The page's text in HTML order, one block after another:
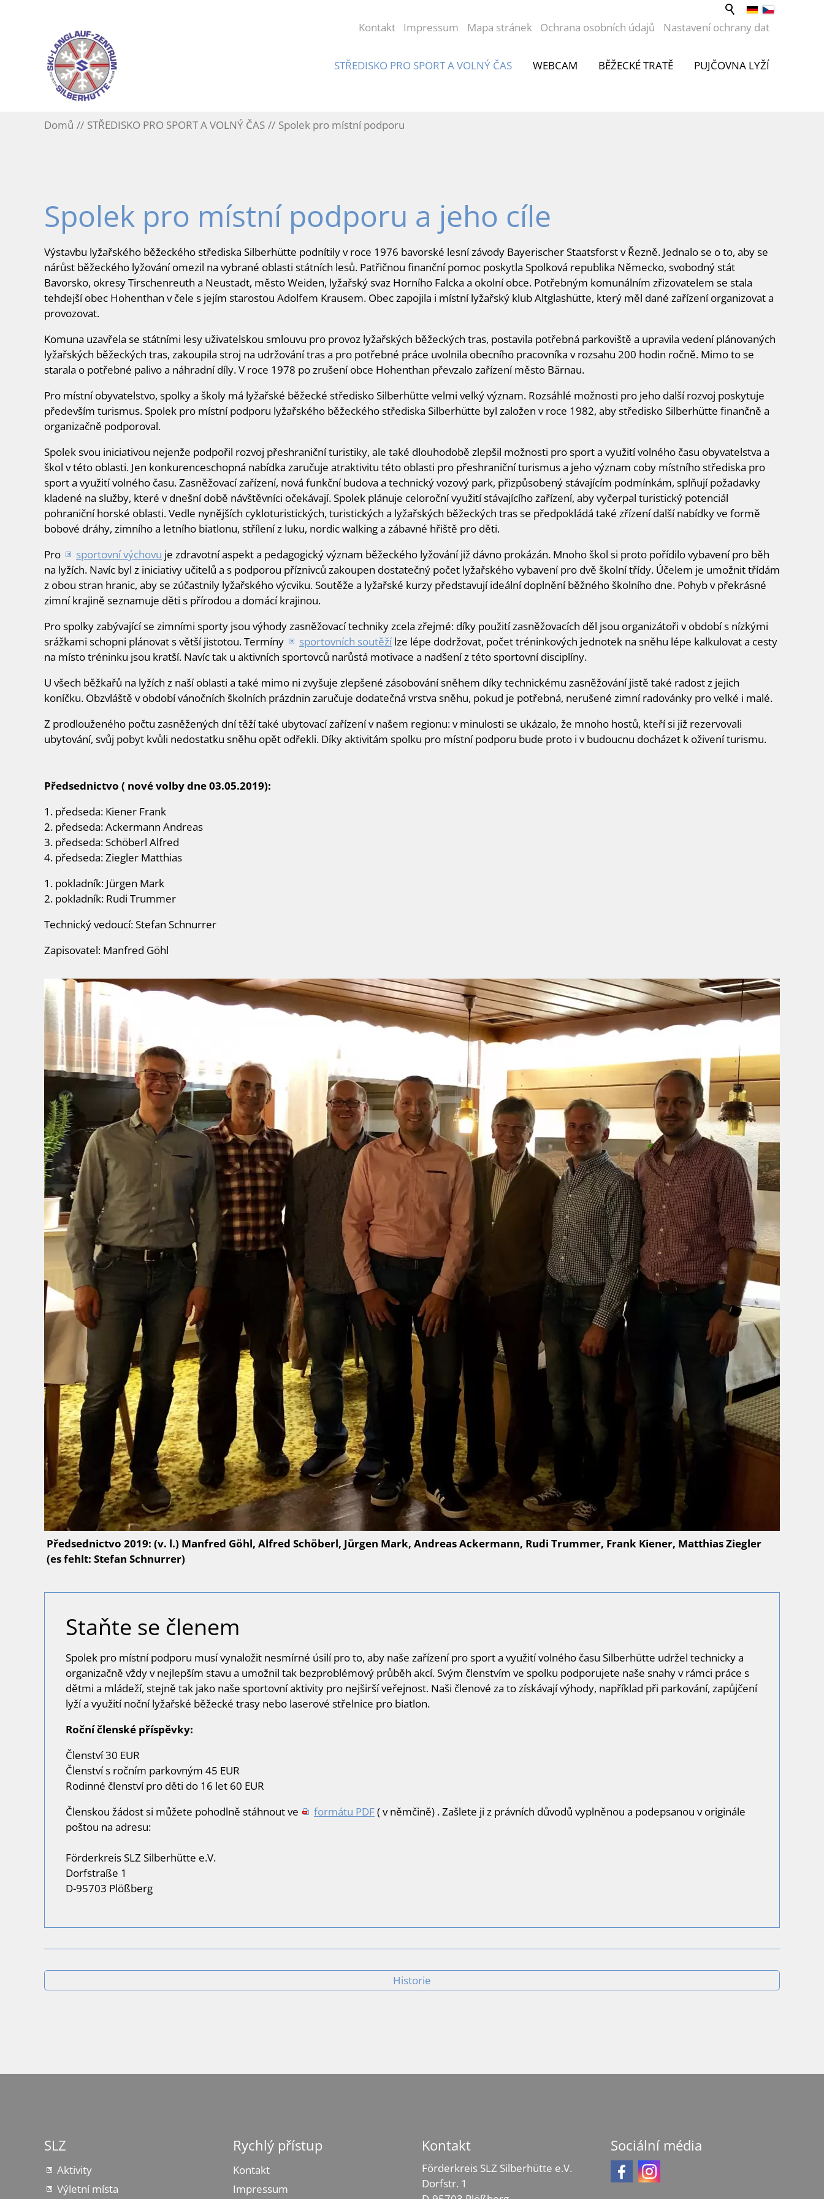
Kontakt Impressum Mapa stránek Ochrana osobních údajů Nastavení ochrany dat
STŘEDISKO PRO SPORT A VOLNÝ ČAS WEBCAM BĚŽECKÉ TRATĚ PUJČOVNA LYŽÍ
Domů STŘEDISKO PRO SPORT A VOLNÝ ČAS Spolek pro místní podporu
Spolek pro místní podporu a jeho cíle
Výstavbu lyžařského běžeckého střediska Silberhütte podnítily v roce 1976 bavorské lesní závody Bayerischer Staatsforst v Řezně. Jednalo se o to, aby se
nárůst běžeckého lyžování omezil na vybrané oblasti státních lesů. Patřičnou finanční pomoc poskytla Spolková republika Německo, svobodný stát
Bavorsko, okresy Tirschenreuth a Neustadt, město Weiden, lyžařský svaz Horního Falcka a okolní obce. Potřebným komunálním zřizovatelem se stala
tehdejší obec Hohenthan v čele s jejím starostou Adolfem Krausem. Obec zapojila i místní lyžařský klub Altglashütte, který měl dané zařízení organizovat a
provozovat.
Komuna uzavřela se státními lesy uživatelskou smlouvu pro provoz lyžařských běžeckých tras, postavila potřebná parkoviště a upravila vedení plánovaných
lyžařských běžeckých tras, zakoupila stroj na udržování tras a pro potřebné práce uvolnila obecního pracovníka v rozsahu 200 hodin ročně. Mimo to se
starala o potřebné palivo a náhradní díly. V roce 1978 po zrušení obce Hohenthan převzalo zařízení město Bärnau.
Pro místní obyvatelstvo, spolky a školy má lyžařské běžecké středisko Silberhütte velmi velký význam. Rozsáhlé možnosti pro jeho další rozvoj poskytuje
především turismus. Spolek pro místní podporu lyžařského běžeckého střediska Silberhütte byl založen v roce 1982, aby středisko Silberhütte finančně a
organizačně podporoval.
Spolek svou iniciativou nejenže podpořil rozvoj přeshraniční turistiky, ale také dlouhodobě zlepšil možnosti pro sport a využití volného času obyvatelstva a
škol v této oblasti. Jen konkurenceschopná nabídka zaručuje atraktivitu této oblasti pro přeshraniční turismus a jeho význam coby místního střediska pro
sport a využití volného času. Zasněžovací zařízení, nová funkční budova a technický vozový park, přizpůsobený stávajícím podmínkám, splňují požadavky
kladené na služby, které v dnešní době návštěvníci očekávají. Spolek plánuje celoroční využití stávajícího zařízení, aby vyčerpal turistický potenciál
pohraniční horské oblasti. Vedle nynějších cykloturistických, turistických a lyžařských běžeckých tras se předpokládá také zřízení další nabídky ve formě
bobové dráhy, zimního a letního biatlonu, střílení z luku, nordic walking a zábavné hřiště pro děti.
Pro
sportovní výchovu je zdravotní aspekt a pedagogický význam běžeckého lyžování již dávno prokázán. Mnoho škol si proto pořídilo vybavení pro běh
na lyžích. Navíc byl z iniciativy učitelů a s podporou příznivců zakoupen dostatečný počet lyžařského vybavení pro dvě školní třídy. Účelem je umožnit třídám
z obou stran hranic, aby se zúčastnily lyžařského výcviku. Soutěže a lyžařské kurzy představují ideální doplnění běžného školního dne. Pohyb v překrásné
zimní krajině seznamuje děti s přírodou a domácí krajinou.
Pro spolky zabývající se zimními sporty jsou výhody zasněžovací techniky zcela zřejmé: díky použití zasněžovacích děl jsou organizátoři v období s nízkými
srážkami schopni plánovat s větší jistotou. Termíny
sportovních soutěžílze lépe dodržovat, počet tréninkových jednotek na sněhu lépe kalkulovat a cesty
na místo tréninku jsou kratší. Navíc tak u aktivních sportovců narůstá motivace a nadšení z této sportovní disciplíny.
U všech běžkařů na lyžích z naší oblasti a také mimo ni zvyšuje zlepšené zásobování sněhem díky technickému zasněžování jistě také radost z jejich
koníčku. Obzvláště v období vánočních školních prázdnin zaručuje dodatečná vrstva sněhu, pokud je potřebná, nerušené zimní radovánky pro velké i malé.
Z prodlouženého počtu zasněžených dní těží také ubytovací zařízení v našem regionu: v minulosti se ukázalo, že mnoho hostů, kteří si již rezervovali
ubytování, svůj pobyt kvůli nedostatku sněhu opět odřekli. Díky aktivitám spolku pro místní podporu bude proto i v budoucnu docházet k oživení turismu.
Předsednictvo ( nové volby dne03.05.2019):
1. předseda: Kiener Frank
2. předseda: Ackermann Andreas
3. předseda: Schöberl Alfred
4. předseda: Ziegler Matthias
1. pokladník: Jürgen Mark
2. pokladník: Rudi Trummer
Technický vedoucí: Stefan Schnurrer
Zapisovatel: Manfred Göhl
Předsednictvo 2019: (v. l.) Manfred Göhl, Alfred Schöberl, Jürgen Mark, Andreas Ackermann, Rudi Trummer, Frank Kiener, Matthias Ziegler
(es fehlt: Stefan Schnurrer)
Staňte se členem
Spolek pro místní podporu musí vynaložit nesmírné úsilí pro to, aby naše zařízení pro sport a využití volného času Silberhütte udržel technicky a
organizačně vždy v nejlepším stavu a umožnil tak bezproblémový průběh akcí. Svým členstvím ve spolku podporujete naše snahy v rámci práce s
dětmi a mládeží, stejně tak jako naše sportovní aktivity pro nejširší veřejnost. Naši členové za to získávají výhody, například při parkování, zapůjčení
lyží a využití noční lyžařské běžecké trasy nebo laserové střelnice pro biatlon.
Roční členské příspěvky:
Členství 30 EUR
Členství s ročním parkovným 45 EUR
Rodinné členství pro děti do 16 let 60 EUR
Členskou žádost si můžete pohodlně stáhnout ve
formátu PDF( v němčině) . Zašlete ji z právních důvodů vyplněnou a podepsanou v originále
poštou na adresu:
Förderkreis SLZ Silberhütte e.V.
Dorfstraße 1
D-95703 Plößberg
Historie
SLZ
Aktivity
Výletní místa
Rychlý přístup
Kontakt
Impressum
Kontakt
Förderkreis SLZ Silberhütte e.V.
Dorfstr. 1
Sociální média